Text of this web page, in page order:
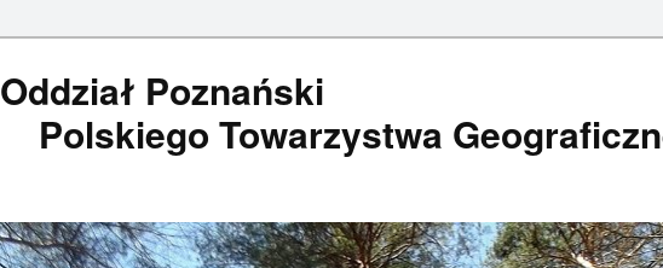
Oddział Poznański
Polskiego Towarzystwa